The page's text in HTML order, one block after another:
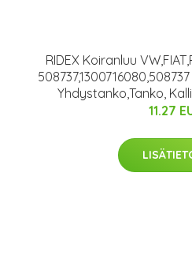
RIDEX Koiranluu
Yhdystanko,Tanko,
11.27